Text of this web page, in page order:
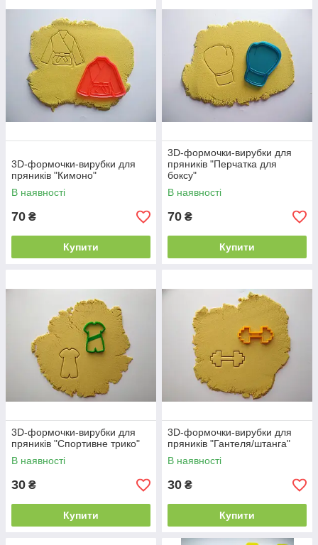
3D-формочки-вирубки для
пряників "Кимоно"
В наявності
70 ₴
Купити
3D-формочки-вирубки для
пряників "Перчатка для
боксу"
В наявності
70 ₴
Купити
3D-формочки-вирубки для
пряників "Спортивне трико"
В наявності
30 ₴
Купити
3D-формочки-вирубки для
пряників "Гантеля/штанга"
В наявності
30 ₴
Купити